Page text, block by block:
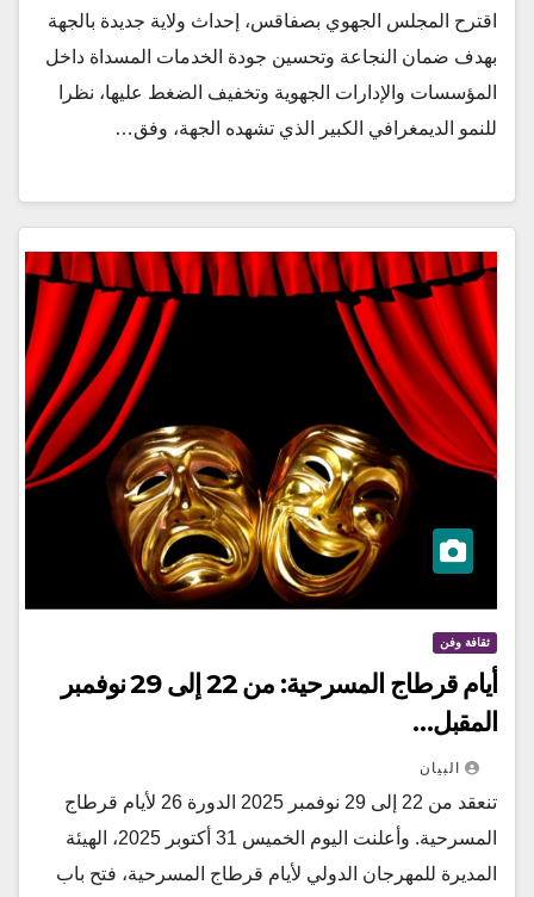
اقترح المجلس الجهوي بصفاقس، إحداث ولاية جديدة بالجهة
بهدف ضمان النجاعة وتحسين جودة الخدمات المسداة داخل
المؤسسات والإدارات الجهوية وتخفيف الضغط عليها، نظرا
للنمو الديمغرافي الكبير الذي تشهده الجهة، وفق…
ثقافة وفن
أيام قرطاج المسرحية: من 22 إلى 29 نوفمبر
المقبل…
البيان
تنعقد من 22 إلى 29 نوفمبر 2025 الدورة 26 لأيام قرطاج
المسرحية. وأعلنت اليوم الخميس 31 أكتوبر 2025، الهيئة
المديرة للمهرجان الدولي لأيام قرطاج المسرحية، فتح باب